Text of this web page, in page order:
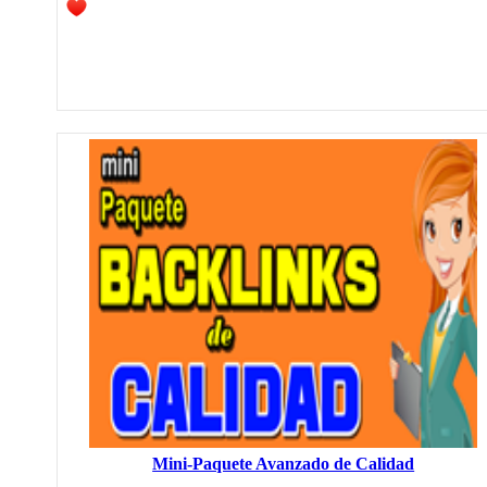
Mini-Paquete Avanzado de Calidad